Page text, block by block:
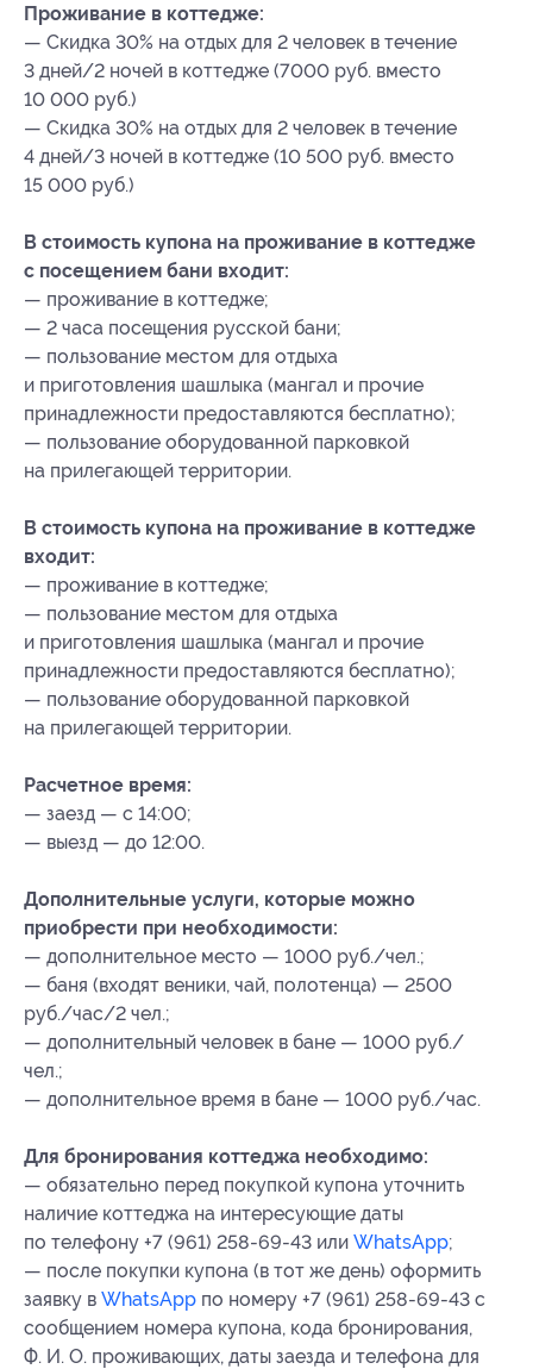
Проживание в коттедже:
— Скидка 30% на отдых для 2 человек в течение
3 дней/2 ночей в коттедже (7000 руб. вместо
10 000 руб.)
— Скидка 30% на отдых для 2 человек в течение
4 дней/3 ночей в коттедже (10 500 руб. вместо
15 000 руб.)
В стоимость купона на проживание в коттедже
с посещением бани входит:
— проживание в коттедже;
— 2 часа посещения русской бани;
— пользование местом для отдыха
и приготовления шашлыка (мангал и прочие
принадлежности предоставляются бесплатно);
— пользование оборудованной парковкой
на прилегающей территории.
В стоимость купона на проживание в коттедже
входит:
— проживание в коттедже;
— пользование местом для отдыха
и приготовления шашлыка (мангал и прочие
принадлежности предоставляются бесплатно);
— пользование оборудованной парковкой
на прилегающей территории.
Расчетное время:
— заезд — с 14:00;
— выезд — до 12:00.
Дополнительные услуги, которые можно
приобрести при необходимости:
— дополнительное место — 1000 руб./чел.;
— баня (входят веники, чай, полотенца) — 2500
руб./час/2 чел.;
— дополнительный человек в бане — 1000 руб./
чел.;
— дополнительное время в бане — 1000 руб./час.
Для бронирования коттеджа необходимо:
— обязательно перед покупкой купона уточнить
наличие коттеджа на интересующие даты
по телефону +7 (961) 258-69-43 или WhatsApp;
— после покупки купона (в тот же день) оформить
заявку в WhatsApp по номеру +7 (961) 258-69-43 с
сообщением номера купона, кода бронирования,
Ф. И. О. проживающих, даты заезда и телефона для